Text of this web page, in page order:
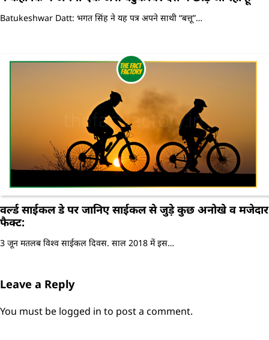
Batukeshwar Datt: भगत सिंह ने यह पत्र अपने साथी “बत्तू”…
वर्ल्ड साईकल डे पर जानिए साईकल से जुड़े कुछ अनोखे व मजेदार
फैक्ट:
3 जून मतलब विश्व साईकल दिवस. साल 2018 में इस…
Leave a Reply
You must be logged in to post a comment.